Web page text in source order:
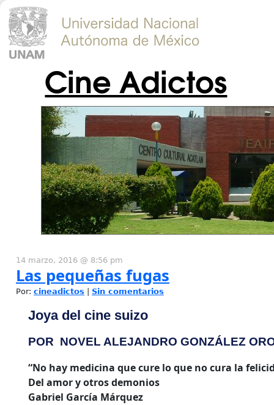
Cine Adictos
14 marzo, 2016 @ 8:56 pm
Las pequeñas fugas
Por: cineadictos Sin comentarios
Joya del cine suizo
POR NOVEL ALEJANDRO GONZÁLEZ
“No hay medicina que cure lo que no cura la
Del amor y otros demonios
Gabriel García Márquez